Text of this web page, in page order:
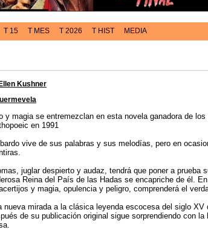
T 15 T MES T 2026 T HIST MEDIA
Ellen Kushner
y magia se entremezclan en esta novela ganadora de
en 1991
vive de sus palabras y sus melodías, pero en
juglar despierto y audaz, tendrá que poner a prueba
Reina del País de las Hadas se encapriche de él.
y magia, opulencia y peligro, comprenderá el
nueva mirada a la clásica leyenda escocesa del siglo XV
de su publicación original sigue sorprendiendo con